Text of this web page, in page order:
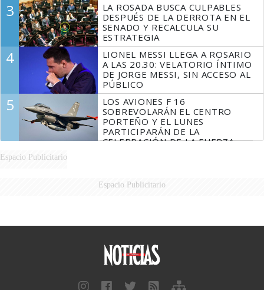
3
LA ROSADA BUSCA CULPABLES
DESPUÉS DE LA DERROTA EN EL
SENADO Y RECALCULA SU
ESTRATEGIA
4
LIONEL MESSI LLEGA A ROSARIO
A LAS 20.30: VELATORIO ÍNTIMO
DE JORGE MESSI, SIN ACCESO AL
PÚBLICO
5
LOS AVIONES F 16
SOBREVOLARÁN EL CENTRO
PORTEÑO Y EL LUNES
PARTICIPARÁN DE LA
CELEBRACIÓN DE LA FUERZA
Espacio Publicitario
Espacio Publicitario